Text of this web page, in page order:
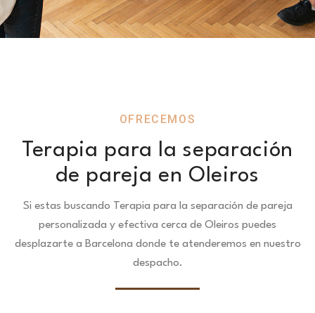
OFRECEMOS
Terapia para la separación
de pareja en Oleiros
Si estas buscando Terapia para la separación de pareja
personalizada y efectiva cerca de Oleiros puedes
desplazarte a Barcelona donde te atenderemos en nuestro
despacho.